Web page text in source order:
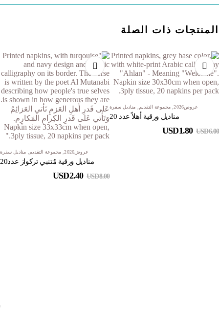
المنتجات ذات الصلة
عروض2026 , مجموعة التقديم مناديل سفرة
مناديل ورقية أهلاً عدد 20
USD6.00
USD1.80
عروض2026 , مجموعة التقديم مناديل سفرة
مناديل ورقية مُتنبي تركواز عدد20
USD8.00
USD2.40